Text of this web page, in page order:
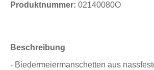
Produktnummer: 02140080O
Beschreibung
- Biedermeiermanschetten aus